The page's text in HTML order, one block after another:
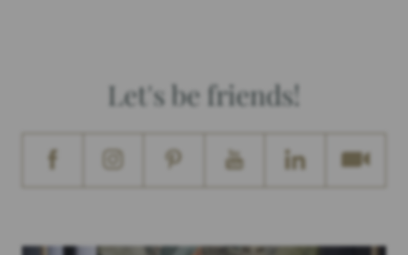
Let's be friends!